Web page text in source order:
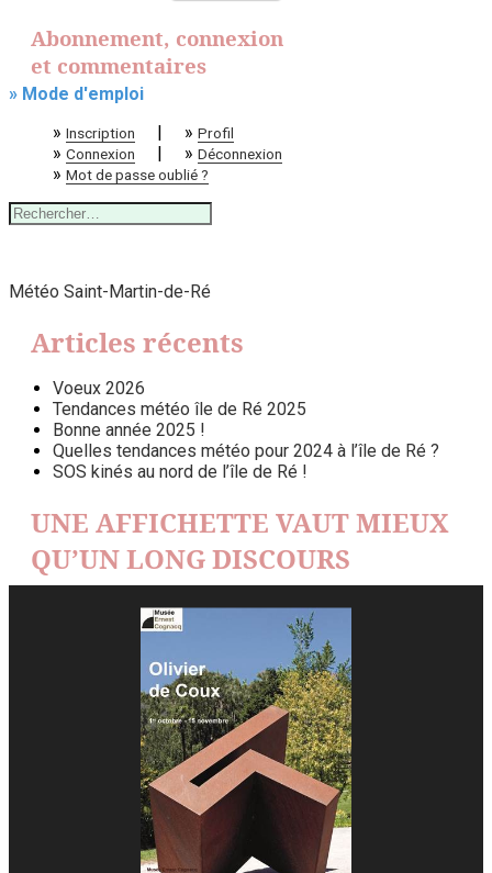
Abonnement, connexion
et commentaires
» Mode d'emploi
» Inscription | » Profil
» Connexion | » Déconnexion
» Mot de passe oublié ?
Rechercher :
Météo Saint-Martin-de-Ré
Articles récents
Voeux 2026
Tendances météo île de Ré 2025
Bonne année 2025 !
Quelles tendances météo pour 2024 à l’île de Ré ?
SOS kinés au nord de l’île de Ré !
UNE AFFICHETTE VAUT MIEUX
QU’UN LONG DISCOURS